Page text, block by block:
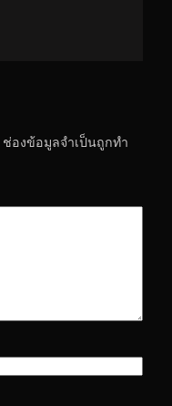
ช่องข้อมูลจำเป็นถูกทำ